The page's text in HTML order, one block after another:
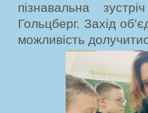
пізнавальна
Гольцберг. Захід
можливість